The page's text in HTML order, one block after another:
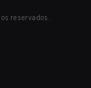
reservados.